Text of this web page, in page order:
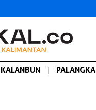
| PALANGKA